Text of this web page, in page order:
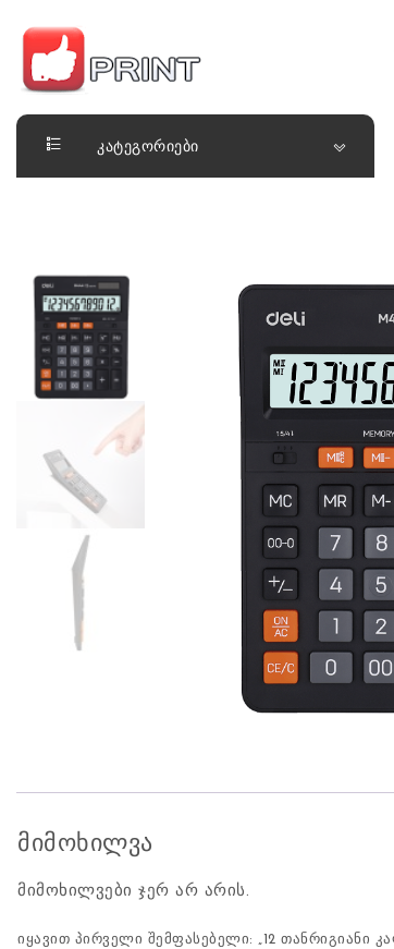
Skip to content
ლაიქ ფრინთ
კატეგორიები
მიმოხილვა
მიმოხილვები ჯერ არ არის.
იყავით პირველი შემფასებელი: „12 თანრიგიანი